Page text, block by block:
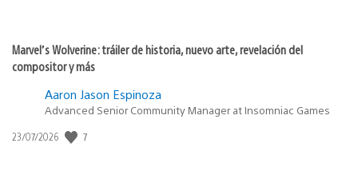
Marvel’s Wolverine: tráiler de historia, nuevo arte, revelación del
compositor y más
Aaron Jason Espinoza
Advanced Senior Community Manager at Insomniac Games
Fecha
23/07/2026 7